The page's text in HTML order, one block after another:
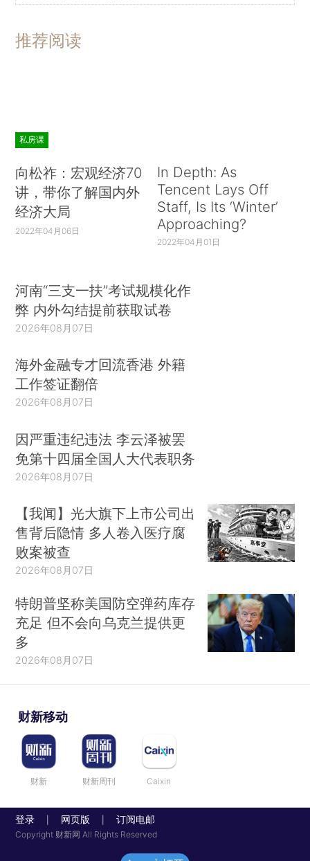
推荐阅读
私房课
向松祚：宏观经济70
讲，带你了解国内外
经济大局
2022年04月06日
In Depth: As
Tencent Lays Off
Staff, Is Its ‘Winter’
Approaching?
2022年04月01日
河南“三支一扶”考试规模化作
弊 内外勾结提前获取试卷
2026年08月07日
海外金融专才回流香港 外籍
工作签证翻倍
2026年08月07日
因严重违纪违法 李云泽被罢
免第十四届全国人大代表职务
2026年08月07日
【我闻】光大旗下上市公司出
售背后隐情 多人卷入医疗腐
败案被查
2026年08月07日
特朗普坚称美国防空弹药库存
充足 但不会向乌克兰提供更
多
2026年08月07日
财新移动
财新 财新周刊 Caixin
登录 网页版 订阅电邮
Copyright 财新网 All Rights Reserved